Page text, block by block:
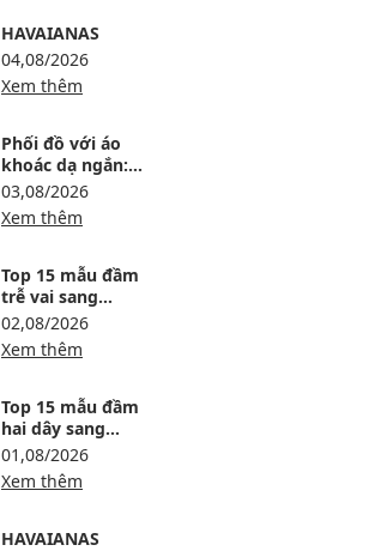
HAVAIANAS
04,08/2026
Xem thêm
Phối đồ với áo
khoác dạ ngắn:
12 công thức ấm,
gọn và sang
03,08/2026
Xem thêm
Top 15 mẫu đầm
trễ vai sang
trọng, dự tiệc
thanh lịch
02,08/2026
Xem thêm
Top 15 mẫu đầm
hai dây sang
trọng, thanh lịch
01,08/2026
Xem thêm
HAVAIANAS